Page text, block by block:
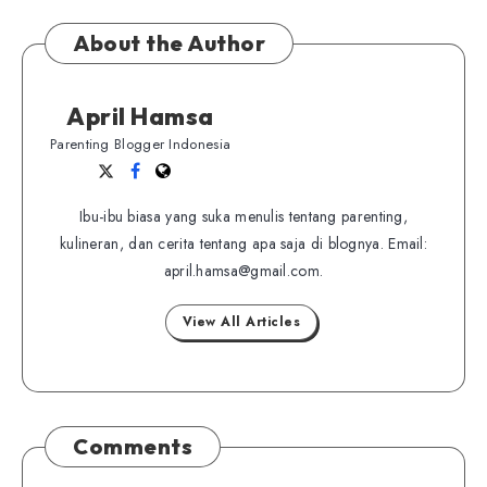
About the Author
April Hamsa
Parenting Blogger Indonesia
Follow
Follow
Facebook
Website
Ibu-ibu biasa yang suka menulis tentang parenting,
kulineran, dan cerita tentang apa saja di blognya. Email:
april.hamsa@gmail.com.
View All Articles
Comments